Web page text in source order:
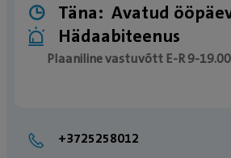
Täna: Avatud
Hädaabiteenus
Plaaniline vastuvõtt E-R 9-19.00
+3725258012